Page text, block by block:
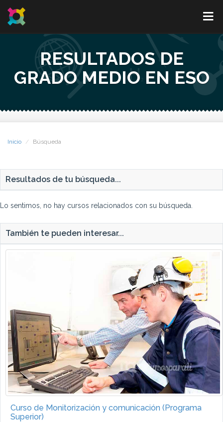
RESULTADOS DE
GRADO MEDIO EN ESO
Inicio Búsqueda
Resultados de tu búsqueda...
Lo sentimos, no hay cursos relacionados con su búsqueda.
También te pueden interesar...
Curso de Monitorización y comunicación (Programa
Superior)